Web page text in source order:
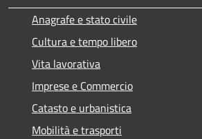
Anagrafe e stato civile
Cultura e tempo libero
Vita lavorativa
Imprese e Commercio
Catasto e urbanistica
Mobilità e trasporti